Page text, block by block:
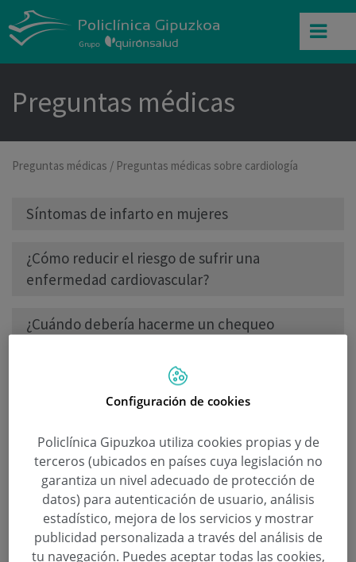
Preguntas médicas
Preguntas médicas / Preguntas médicas sobre cardiología
Síntomas de infarto en mujeres
¿Cómo reducir el riesgo de sufrir una
enfermedad cardiovascular?
¿Cuándo debería hacerme un chequeo
¿Dormir poco es un factor de riesgo
cardiovascular?
¿Es normal sentir un pinchazo en la zona del
corazón?
Categorías
Configuración de cookies
Policlínica Gipuzkoa utiliza cookies propias y de
terceros (ubicados en países cuya legislación no
garantiza un nivel adecuado de protección de
datos) para autenticación de usuario, análisis
estadístico, mejora de los servicios y mostrar
publicidad personalizada a través del análisis de
tu navegación. Puedes aceptar todas las cookies,